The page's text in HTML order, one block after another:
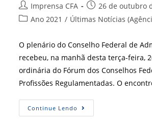
Autor
do
Imprensa CFA
Post
publicado:
26 de outubro
Categoria
post:
Ano 2021 / Últimas Notícias
O plenário do Conselho Federal de
recebeu, na manhã desta terça-feira,
ordinária do Fórum dos Conselhos
Profissões Regulamentadas. O
Continue Lendo Conselhos
Profissionais